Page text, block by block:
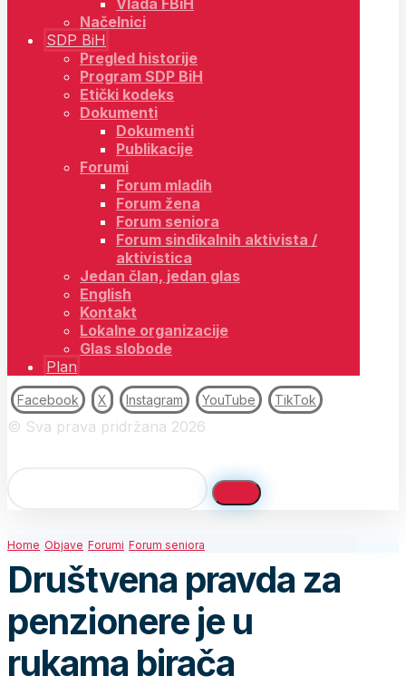
Vlada FBiH
Načelnici
SDP BiH
Pregled historije
Program SDP BiH
Etički kodeks
Dokumenti
Dokumenti
Publikacije
Forumi
Forum mladih
Forum žena
Forum seniora
Forum sindikalnih aktivista /
aktivistica
Jedan član, jedan glas
English
Kontakt
Lokalne organizacije
Glas slobode
Plan
Facebook X Instagram YouTube TikTok
© Sva prava pridržana 2026
Home Objave Forumi Forum seniora
Društvena pravda za
penzionere je u
rukama birača